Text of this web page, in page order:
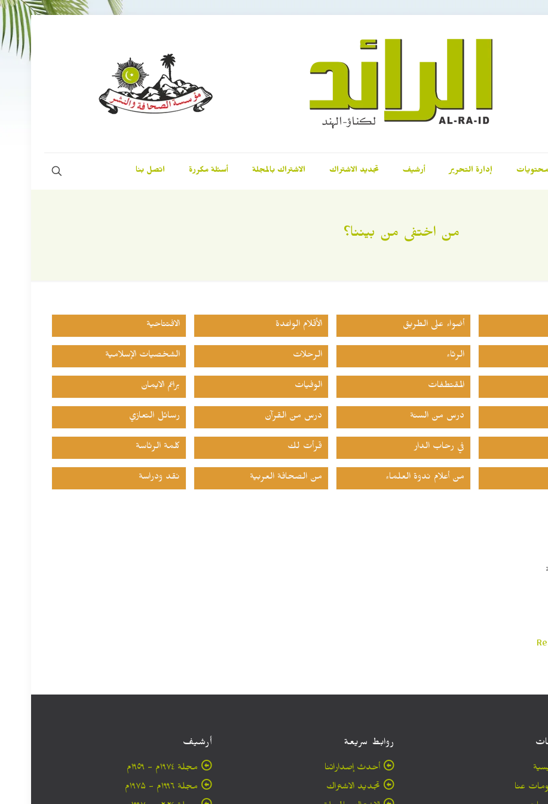
محتويات إدارة التحرير أرشيف تجديد الاشتراك الاشتراك بالمجلة أسئلة مكررة اتصل بنا
من اختفى من بيننا؟
أضواء على الطريق الأقلام الواعدة الافتتاحية
الرثاء الرحلات الشخصيات الإسلامية
المقتطفات الوفيات براعم الايمان
درس من السنة درس من القرآن رسائل التعازي
في رحاب الدار قرأت لك كلمة الرئاسة
من أعلام ندوة العلماء من الصحافة العربية نقد ودراسة
عنا
روابط سريعة
أحدث إصداراتنا
تجديد الاشتراك
أرشيف
مجلة ۱۹۷٤م - ١٩٥٩م
مجلة ۱۹۹٦م - ۱۹۷۵م